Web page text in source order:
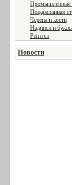
Промышленные
Поцарапанная
Черепа и кости
Надписи и
Рентген
Новости